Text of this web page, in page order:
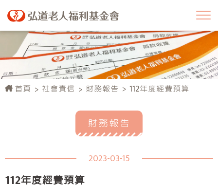
首頁 社會責信 財務報告 112年度經費預算
財務報告
2023-03-15
112年度經費預算